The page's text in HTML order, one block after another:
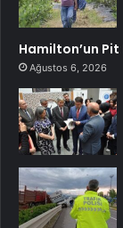
Hamilton’un Pit
Ağustos 6, 2026